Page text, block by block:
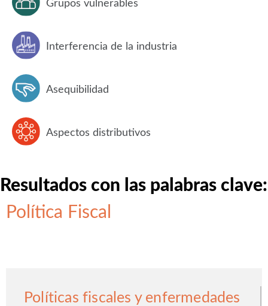
Grupos vulnerables
Interferencia de la industria
Asequibilidad
Aspectos distributivos
Resultados con las palabras clave:
Política Fiscal
Políticas fiscales y enfermedades